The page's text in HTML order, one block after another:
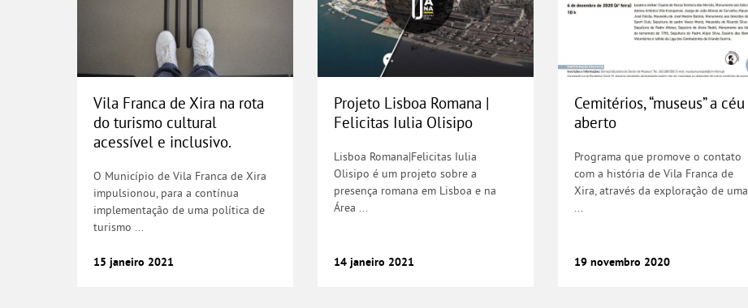
Vila Franca de Xira na rota
do turismo cultural
acessível e inclusivo.
O Município de Vila Franca de Xira
impulsionou, para a contínua
implementação de uma política de
turismo ...
15 janeiro 2021
Projeto Lisboa Romana |
Felicitas Iulia Olisipo
Lisboa Romana|Felicitas Iulia
Olisipo é um projeto sobre a
presença romana em Lisboa e na
Área ...
14 janeiro 2021
Cemitérios, “museus” a céu
aberto
Programa que promove o contato
com a história de Vila Franca de
Xira, através da exploração de uma
...
19 novembro 2020